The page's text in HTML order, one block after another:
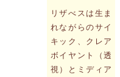
リザべスは生ま
れながらのサイ
キック、クレア
ボイヤント（透
視）とミディア